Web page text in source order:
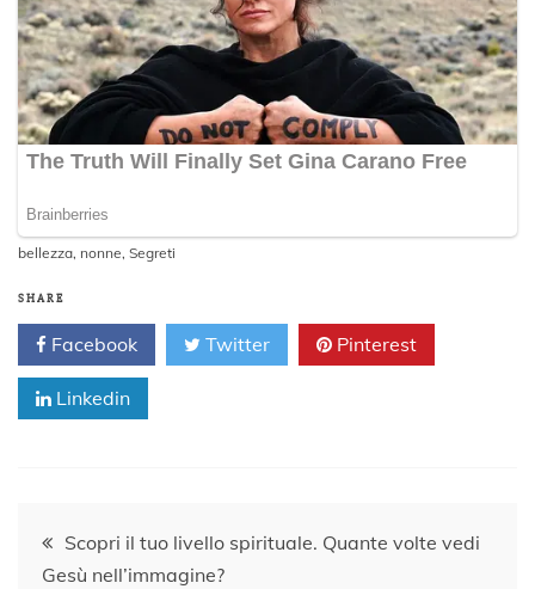
bellezza, nonne, Segreti
SHARE
Facebook Twitter Pinterest
Linkedin
Navigazione
Scopri il tuo livello spirituale. Quante volte vedi
Gesù nell’immagine?